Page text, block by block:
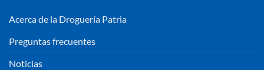
Acerca de la Droguería Patria
Preguntas frecuentes
Noticias